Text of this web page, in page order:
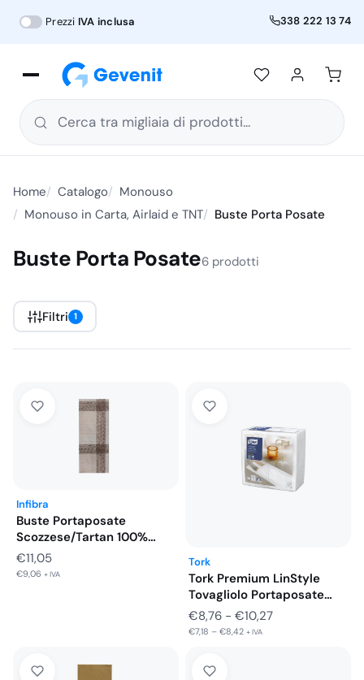
Prezzi IVA inclusa 338 222 13 74
Cerca tra migliaia di prodotti...
Home Catalogo
Monouso
Monouso in Carta, Airlaid e TNT
Buste Porta Posate
Buste Porta Posate6 prodotti
Filtri 1
Infibra
Buste Portaposate
Scozzese/Tartan 100%
Pura Cellulosa 125 PZ
€11,05
€9,06 + IVA
Tork
Tork Premium LinStyle
Tovagliolo Portaposate
39X39 AirLaid 50…
€8,76 - €10,27Fascia
€7,18 – €8,42 + IVA